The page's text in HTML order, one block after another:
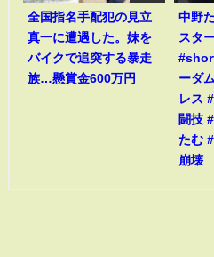
全国指名手配犯の見立
真一に遭遇した。妹を
バイクで追突する暴走
族…懸賞金600万円
中野
スタ
ーダ
レス
闘技
たむ
崩壊